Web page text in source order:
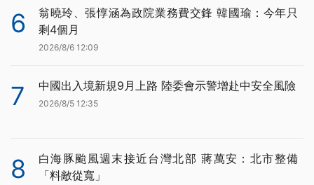
6
翁曉玲、張惇涵為政院業務費交鋒 韓國瑜：今年只
剩4個月
2026/8/6 12:09
7 中國出入境新規9月上路 陸委會示警增赴中安全風險
2026/8/5 12:35
8
白海豚颱風週末接近台灣北部 蔣萬安：北市整備
「料敵從寬」